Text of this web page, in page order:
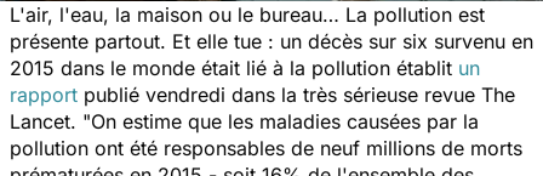
L'air, l'eau, la maison ou le bureau… La pollution est
présente partout. Et elle tue : un décès sur six survenu en
2015 dans le monde était lié à la pollution établit un
rapport publié vendredi dans la très sérieuse revue The
Lancet. "On estime que les maladies causées par la
pollution ont été responsables de neuf millions de morts